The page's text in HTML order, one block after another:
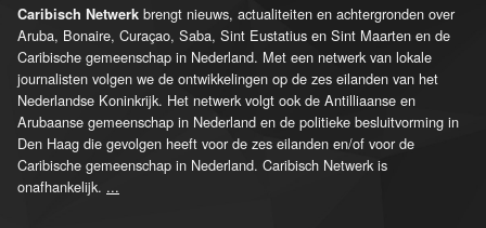
Caribisch Netwerk brengt nieuws, actualiteiten en achtergronden over
Aruba, Bonaire, Curaçao, Saba, Sint Eustatius en Sint Maarten en de
Caribische gemeenschap in Nederland. Met een netwerk van lokale
journalisten volgen we de ontwikkelingen op de zes eilanden van het
Nederlandse Koninkrijk. Het netwerk volgt ook de Antilliaanse en
Arubaanse gemeenschap in Nederland en de politieke besluitvorming in
Den Haag die gevolgen heeft voor de zes eilanden en/of voor de
Caribische gemeenschap in Nederland. Caribisch Netwerk is
onafhankelijk. ...